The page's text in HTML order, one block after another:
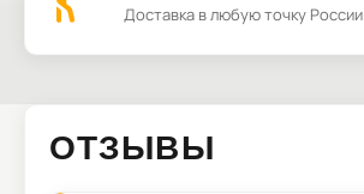
Доставка в любую точку России
ОТЗЫВЫ